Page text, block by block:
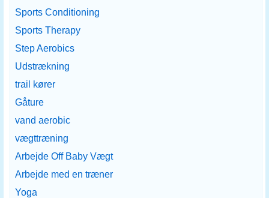
Sports Conditioning
Sports Therapy
Step Aerobics
Udstrækning
trail kører
Gåture
vand aerobic
vægttræning
Arbejde Off Baby Vægt
Arbejde med en træner
Yoga